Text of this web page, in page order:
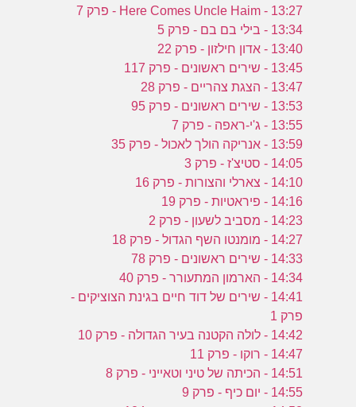
13:27 - Here Comes Uncle Haim - פרק 7
13:34 - בילי בם בם - פרק 5
13:40 - אדון חילזון - פרק 22
13:45 - שירים ראשונים - פרק 117
13:47 - הצגת צהריים - פרק 28
13:53 - שירים ראשונים - פרק 95
13:55 - ג'י-ראפה - פרק 7
13:59 - אנריקה הולך לאכול - פרק 35
14:05 - סטיצ'ז - פרק 3
14:10 - צארלי והצורות - פרק 16
14:16 - פיראטיות - פרק 19
14:23 - מסביב לשעון - פרק 2
14:27 - מומנטו השף הגדול - פרק 18
14:33 - שירים ראשונים - פרק 78
14:34 - הארמון המתעורר - פרק 40
14:41 - שירים של דוד חיים בגינת הצוציקים -
פרק 1
14:42 - לולה הקטנה בעיר הגדולה - פרק 10
14:47 - רוקו - פרק 11
14:51 - הכיתה של טיני וטאייני - פרק 8
14:55 - יום כיף - פרק 9